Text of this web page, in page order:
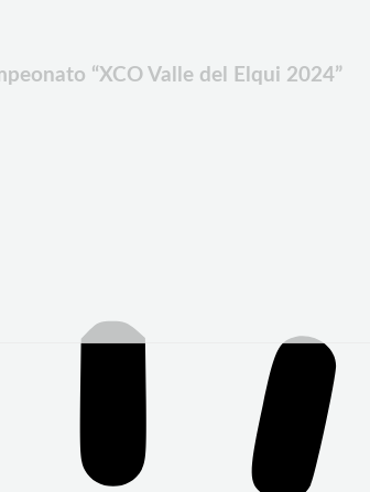
“XCO Valle del Elqui 2024”